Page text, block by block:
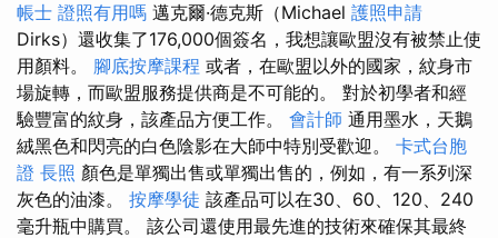
帳士 證照有用嗎 邁克爾·德克斯（Michael 護照申請
Dirks）還收集了176,000個簽名，我想讓歐盟沒有被禁止使
用顏料。 腳底按摩課程 或者，在歐盟以外的國家，紋身市
場旋轉，而歐盟服務提供商是不可能的。 對於初學者和經
驗豐富的紋身，該產品方便工作。 會計師 通用墨水，天鵝
絨黑色和閃亮的白色陰影在大師中特別受歡迎。 卡式台胞
證 長照 顏色是單獨出售或單獨出售的，例如，有一系列深
灰色的油漆。 按摩學徒 該產品可以在30、60、120、240
毫升瓶中購買。 該公司還使用最先進的技術來確保其最終